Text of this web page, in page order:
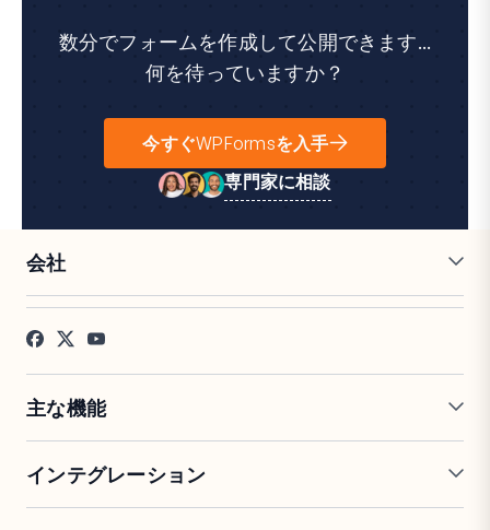
数分でフォームを作成して公開できます...
何を待っていますか？
今すぐWPFormsを入手
専門家に相談
会社
採用情報
お客様の声
プレス
アフィリエイト
主な機能
条件付きロジック
会話型フォーム
PDF生成
インテグレーション